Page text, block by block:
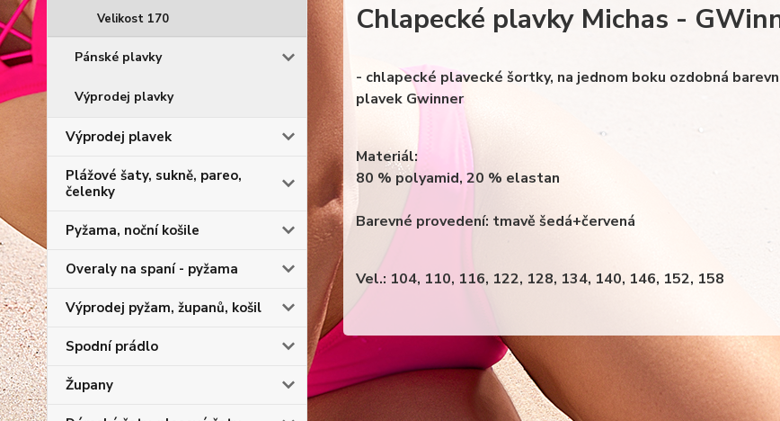
Velikost 170
Pánské plavky
Výprodej plavky
Výprodej plavek
Plážové šaty, sukně, pareo,
čelenky
Pyžama, noční košile
Overaly na spaní - pyžama
Výprodej pyžam, županů, košil
Spodní prádlo
Župany
Chlapecké plavky Michas -
- chlapecké plavecké šortky, na jednom boku ozdobná
plavek Gwinner
Materiál:
80 % polyamid, 20 % elastan
Barevné provedení: tmavě šedá+červená
Vel.: 104, 110, 116, 122, 128, 134, 140, 146, 152, 158